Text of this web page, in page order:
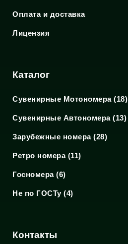
Оплата и доставка
Лицензия
Каталог
Сувенирные Мотономера (18)
Сувенирные Автономера (13)
Зарубежные номера (28)
Ретро номера (11)
Госномера (6)
Не по ГОСТу (4)
Контакты